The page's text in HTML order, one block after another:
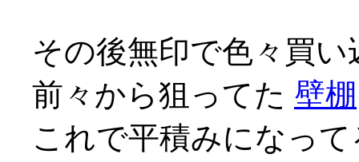
その後無印で色々買い
前々から狙ってた 壁棚
これで平積みになっ